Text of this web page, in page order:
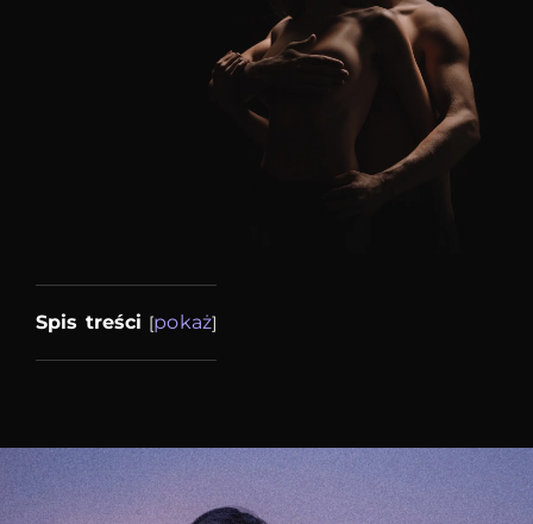
Spis treści [pokaż]